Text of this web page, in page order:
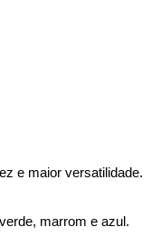
e maior versatilidade.
marrom e azul.